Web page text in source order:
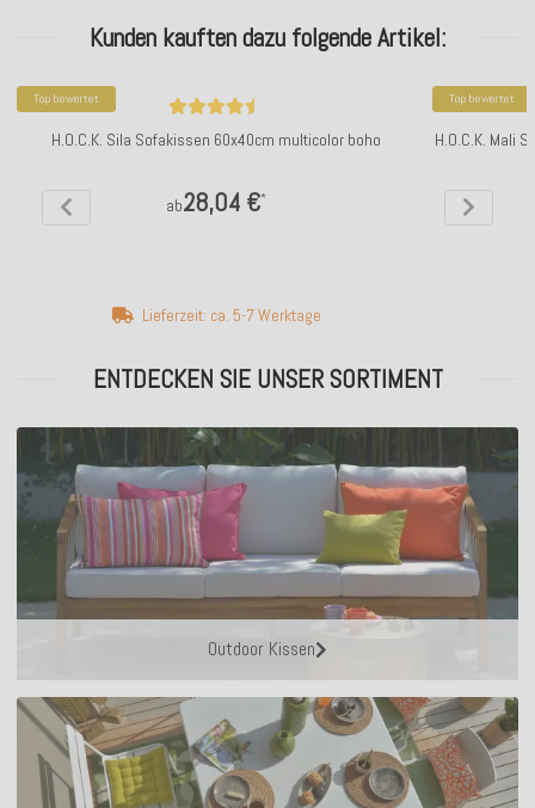
Kunden kauften dazu folgende Artikel:
Top bewertet
H.O.C.K. Sila Sofakissen 60x40cm multicolor boho
ab28,04 €*
Lieferzeit: ca. 5-7 Werktage
Top bewertet
H.O.C.K. Mali
ENTDECKEN SIE UNSER SORTIMENT
Outdoor Kissen